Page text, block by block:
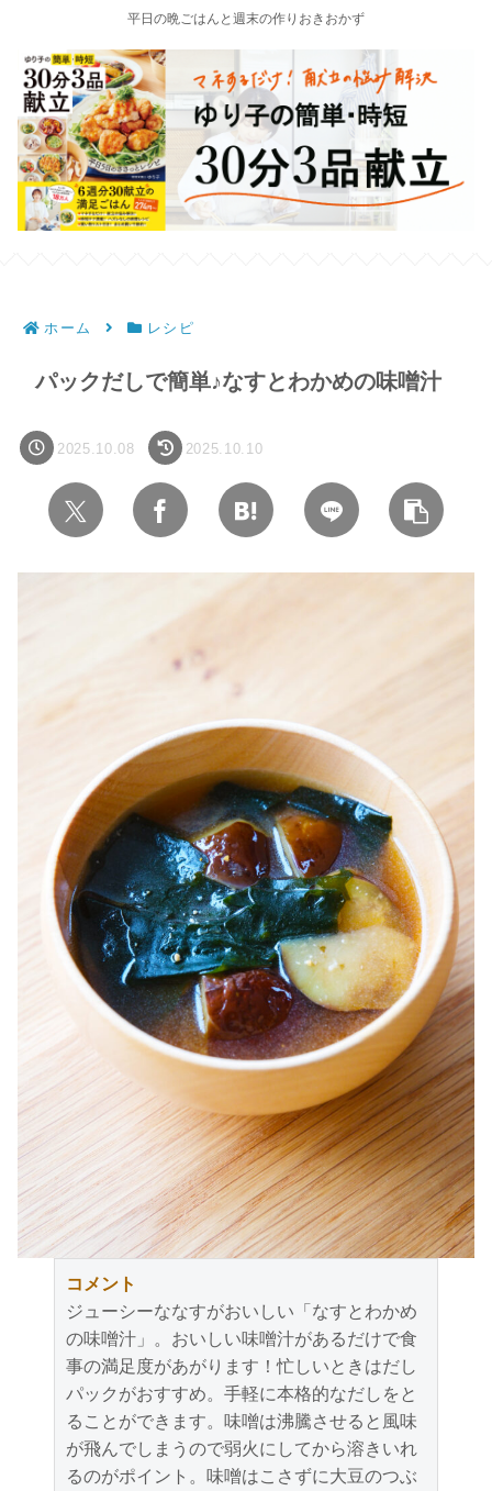
平日の晩ごはんと週末の作りおきおかず
ホーム レシピ
パックだしで簡単♪なすとわかめの味噌汁
2025.10.08 2025.10.10
コメント
ジューシーななすがおいしい「なすとわかめ
の味噌汁」。おいしい味噌汁があるだけで食
事の満足度があがります！忙しいときはだし
パックがおすすめ。手軽に本格的なだしをと
ることができます。味噌は沸騰させると風味
が飛んでしまうので弱火にしてから溶きいれ
るのがポイント。味噌はこさずに大豆のつぶ